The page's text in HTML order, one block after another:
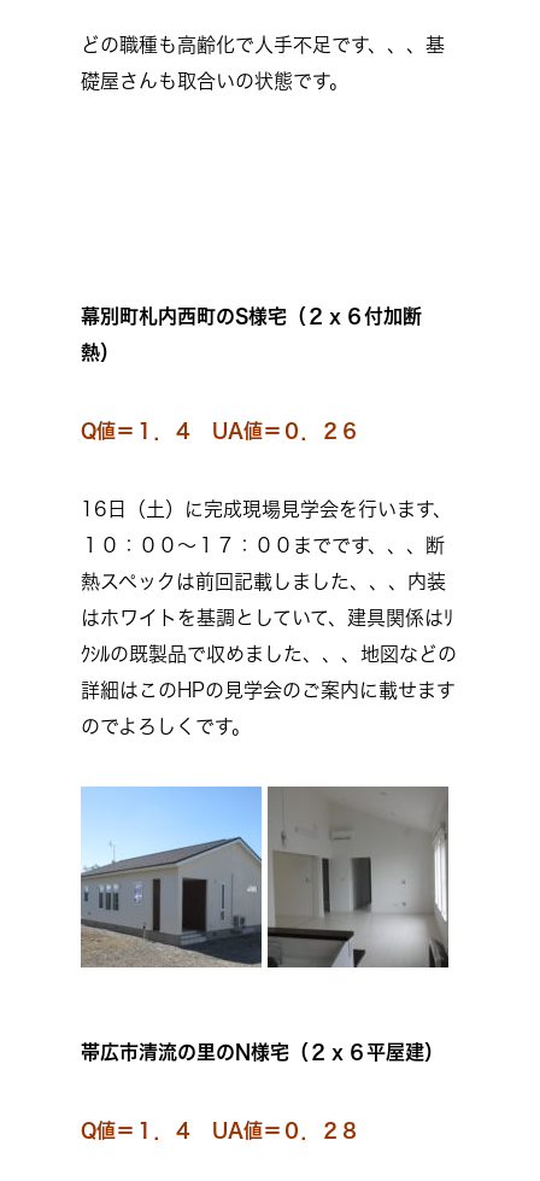
どの職種も高齢化で人手不足です、、、基
礎屋さんも取合いの状態です。
幕別町札内西町のS様宅（２ｘ６付加断
熱）
Q値＝１．４ UA値＝０．２６
16日（土）に完成現場見学会を行います、
１０：００～１７：００までです、、、断
熱スペックは前回記載しました、、、内装
はホワイトを基調としていて、建具関係はﾘ
ｸｼﾙの既製品で収めました、、、地図などの
詳細はこのHPの見学会のご案内に載せます
のでよろしくです。
帯広市清流の里のN様宅（２ｘ６平屋建）
Q値＝１．４ UA値＝０．２８